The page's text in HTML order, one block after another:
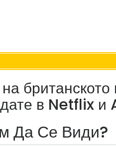
британското
в Netflix
Да Се Види?